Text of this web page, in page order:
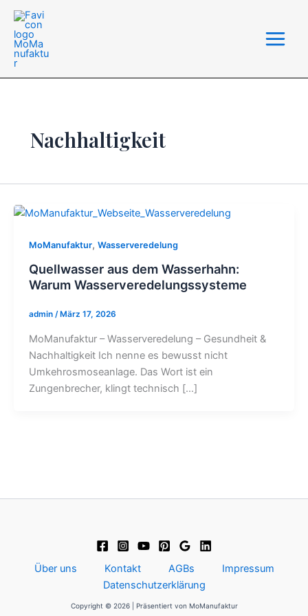
Zum
Inhalt
springen
Nachhaltigkeit
MoManufaktur, Wasserveredelung
Quellwasser aus dem Wasserhahn:
Warum Wasserveredelungssysteme
admin / März 17, 2026
MoManufaktur – Wasserveredelung – Gesundheit &
Nachhaltigkeit Ich nenne es bewusst nicht
Umkehrosmoseanlage. Das Wort ist ein
Zungenbrecher, klingt technisch […]
Über uns Kontakt AGBs
Impressum
Datenschutzerklärung
Copyright © 2026 | Präsentiert von MoManufaktur